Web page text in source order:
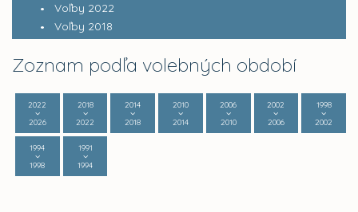
Voľby 2022
Voľby 2018
Zoznam podľa volebných období
2022
2026
2018
2022
2014
2018
2010
2014
2006
2010
2002
2006
1998
2002
1994
1998
1991
1994